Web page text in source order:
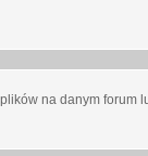
na danym forum